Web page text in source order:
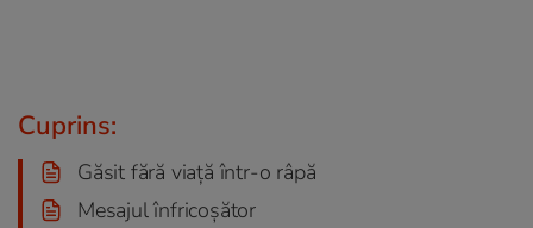
Cuprins:
Găsit fără viață într-o râpă
Mesajul înfricoșător